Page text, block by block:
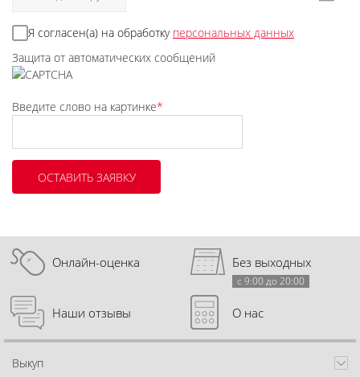
Я согласен(а) на обработку персональных данных
Защита от автоматических сообщений
Введите слово на картинке*
Онлайн-оценка Без выходных
с 9:00 до 20:00
Наши отзывы О нас
Выкуп